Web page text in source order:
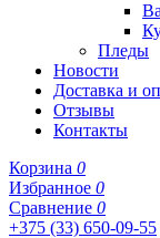
Пледы
Новости
Доставка и
Отзывы
Контакты
Корзина 0
Избранное 0
Сравнение 0
+375 (33) 650-09-55